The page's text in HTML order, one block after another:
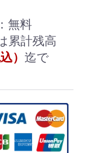
無料
累計残高
） 迄で